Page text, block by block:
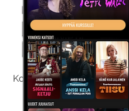
Kokeile
Kokeilemalla ilmaiseksi